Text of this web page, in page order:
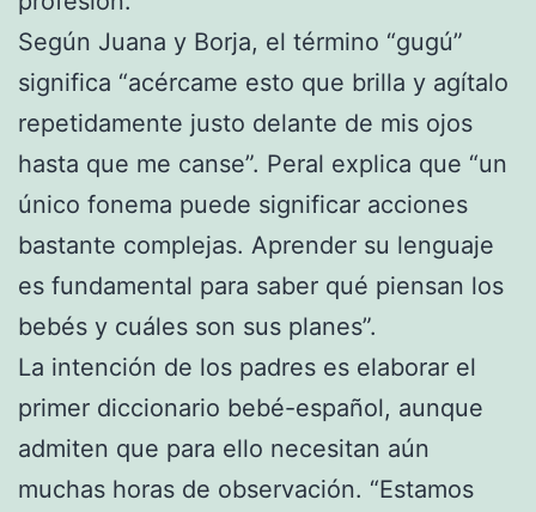
Según Juana y Borja, el término “gugú”
significa “acércame esto que brilla y agítalo
repetidamente justo delante de mis ojos
hasta que me canse”. Peral explica que “un
único fonema puede significar acciones
bastante complejas. Aprender su lenguaje
es fundamental para saber qué piensan los
bebés y cuáles son sus planes”.
La intención de los padres es elaborar el
primer diccionario bebé-español, aunque
admiten que para ello necesitan aún
muchas horas de observación. “Estamos